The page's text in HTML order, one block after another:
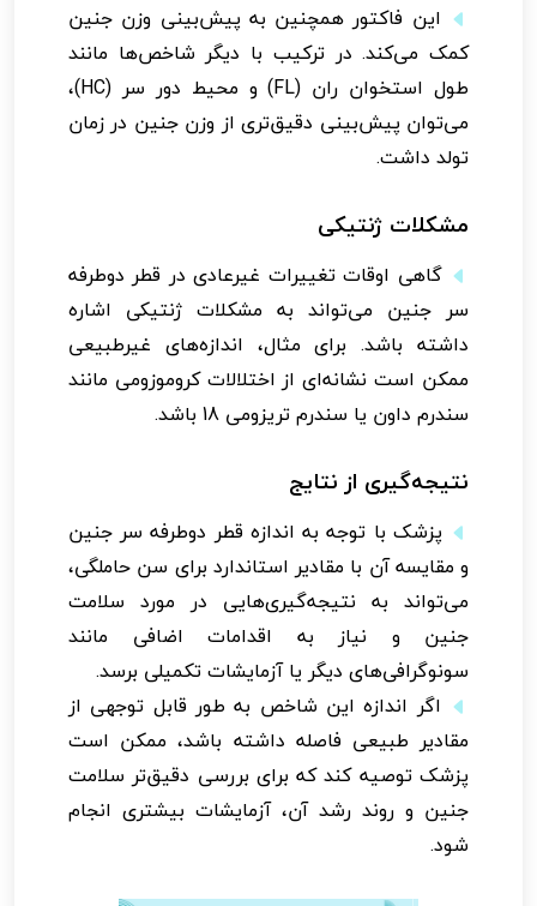
این فاکتور همچنین به پیش‌بینی وزن جنین
کمک می‌کند. در ترکیب با دیگر شاخص‌ها مانند
طول استخوان ران (FL) و محیط دور سر (HC)،
می‌توان پیش‌بینی دقیق‌تری از وزن جنین در زمان
تولد داشت.
مشکلات ژنتیکی
گاهی اوقات تغییرات غیرعادی در قطر دوطرفه
سر جنین می‌تواند به مشکلات ژنتیکی اشاره
داشته باشد. برای مثال، اندازه‌های غیرطبیعی
ممکن است نشانه‌ای از اختلالات کروموزومی مانند
سندرم داون یا سندرم تریزومی 18 باشد.
نتیجه‌گیری از نتایج
پزشک با توجه به اندازه قطر دوطرفه سر جنین
و مقایسه آن با مقادیر استاندارد برای سن حاملگی،
می‌تواند به نتیجه‌گیری‌هایی در مورد سلامت
جنین و نیاز به اقدامات اضافی مانند
سونوگرافی‌های دیگر یا آزمایشات تکمیلی برسد.
اگر اندازه این شاخص به طور قابل توجهی از
مقادیر طبیعی فاصله داشته باشد، ممکن است
پزشک توصیه کند که برای بررسی دقیق‌تر سلامت
جنین و روند رشد آن، آزمایشات بیشتری انجام
شود.